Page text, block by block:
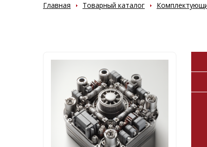
Главная Товарный каталог